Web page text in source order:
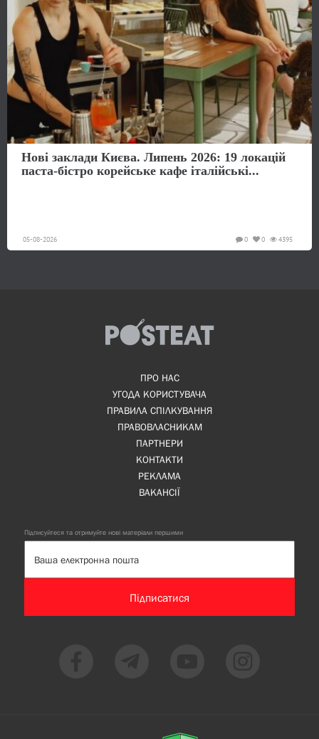
Нові заклади Києва. Липень 2026: 19 локацій
паста-бістро корейське кафе італійські...
05-08-2026 4395
0
0
ПРО НАС
УГОДА КОРИСТУВАЧА
ПРАВИЛА СПІЛКУВАННЯ
ПРАВОВЛАСНИКАМ
ПАРТНЕРИ
КОНТАКТИ
РЕКЛАМА
ВАКАНСІЇ
Підписуйтеся та отримуйте нові матеріали першими
Підписатися